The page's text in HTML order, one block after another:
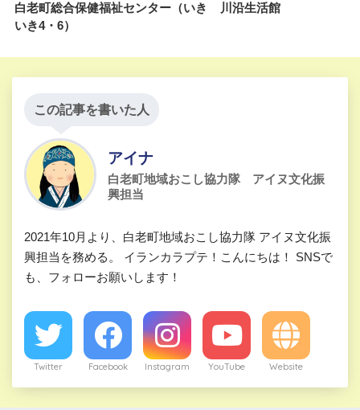
白老町総合保健福祉センター（いき
いき4・6）
川沿生活館
この記事を書いた人
アイナ
白老町地域おこし協力隊 アイヌ文化振
興担当
2021年10月より、白老町地域おこし協力隊 アイヌ文化振
興担当を務める。 イランカラプテ！こんにちは！ SNSで
も、フォローお願いします！
Twitter Facebook Instagram YouTube Website